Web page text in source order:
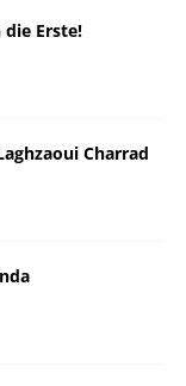
die Erste!
Charrad